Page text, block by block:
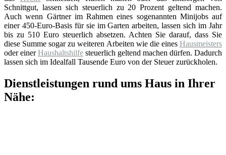
Schnittgut, lassen sich steuerlich zu 20 Prozent geltend machen.
Auch wenn Gärtner im Rahmen eines sogenannten Minijobs auf
einer 450-Euro-Basis für sie im Garten arbeiten, lassen sich im Jahr
bis zu 510 Euro steuerlich absetzen. Achten Sie darauf, dass Sie
diese Summe sogar zu weiteren Arbeiten wie die eines Hausmeisters
oder einerHaushaltshilfe steuerlich geltend machen dürfen. Dadurch
lassen sich im Idealfall Tausende Euro von der Steuer zurückholen.
Dienstleistungen rund ums Haus in Ihrer
Nähe: